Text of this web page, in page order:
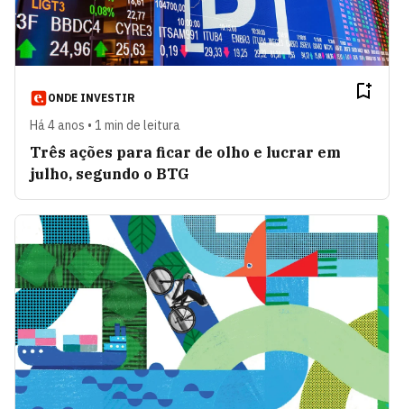
ONDE INVESTIR
Há 4 anos • 1 min de leitura
Três ações para ficar de olho e lucrar em
julho, segundo o BTG